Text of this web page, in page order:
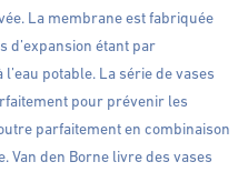
La membrane est fabriquée
d’expansion étant par
potable. La série de vases
pour prévenir les
parfaitement en combinaison
Van den Borne livre des vases